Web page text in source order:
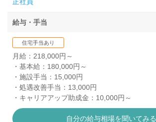
給与・手当
住宅手当あり
月給：218,000円～
・基本給：180,000円～
・施設手当：15,000円
・処遇改善手当：13,000円
・キャリアアップ助成金：10,000円～
自分の給与相場を聞いてみる